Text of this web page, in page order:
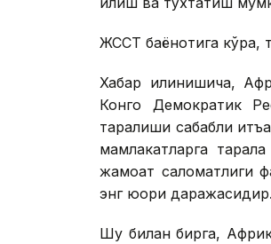
ЖССТ баёнотига кўра,
Хабар қилинишича,
Конго Демократик
тарқалиши сабабли
мамлакатларга
жамоат саломатлиги
энг юқори даражасидир.
Шу билан бирга,